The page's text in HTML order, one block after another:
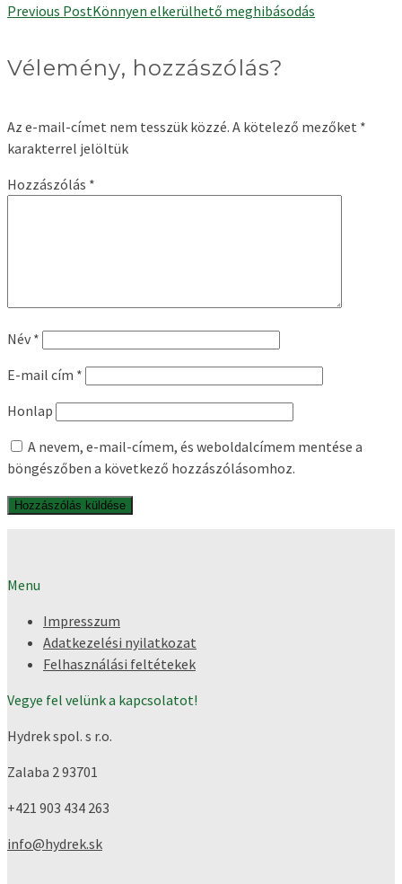
Previous PostKönnyen elkerülhető meghibásodás
Vélemény, hozzászólás?
Az e-mail-címet nem tesszük közzé. A kötelező mezőket *
karakterrel jelöltük
Hozzászólás *
Név *
E-mail cím *
Honlap
A nevem, e-mail-címem, és weboldalcímem mentése a
böngészőben a következő hozzászólásomhoz.
Menu
Impresszum
Adatkezelési nyilatkozat
Felhasználási feltétekek
Vegye fel velünk a kapcsolatot!
Hydrek spol. s r.o.
Zalaba 2 93701
+421 903 434 263
info@hydrek.sk